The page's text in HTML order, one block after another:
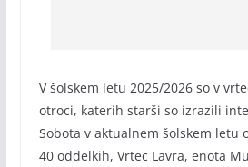
V šolskem letu 2025/2026 so v
otroci, katerih starši so izrazili
Sobota v aktualnem šolskem letu
40 oddelkih, Vrtec Lavra, enota